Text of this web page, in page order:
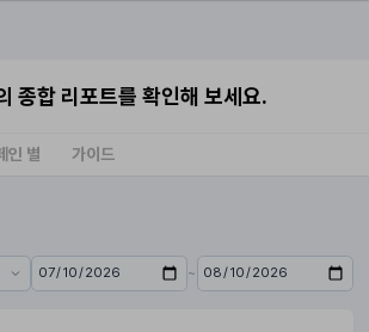
종합 리포트를 확인해 보세요.
인 별 가이드
시작일 ~
종료일